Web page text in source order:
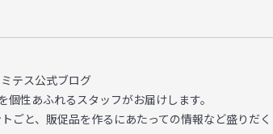
テス公式ブログ
個性あふれるスタッフがお届けします。
ごと、販促品を作るにあたっての情報など盛りだく